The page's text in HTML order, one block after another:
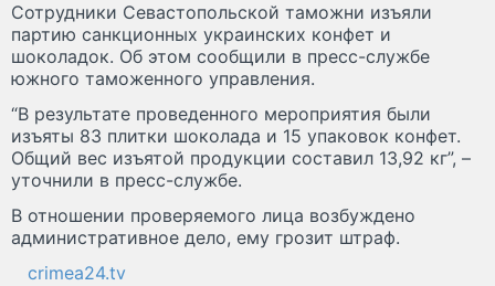
Сотрудники Севастопольской таможни изъяли
партию санкционных украинских конфет и
шоколадок. Об этом сообщили в пресс-службе
южного таможенного управления.
“В результате проведенного мероприятия были
изъяты 83 плитки шоколада и 15 упаковок конфет.
Общий вес изъятой продукции составил 13,92 кг”, –
уточнили в пресс-службе.
В отношении проверяемого лица возбуждено
административное дело, ему грозит штраф.
crimea24.tv